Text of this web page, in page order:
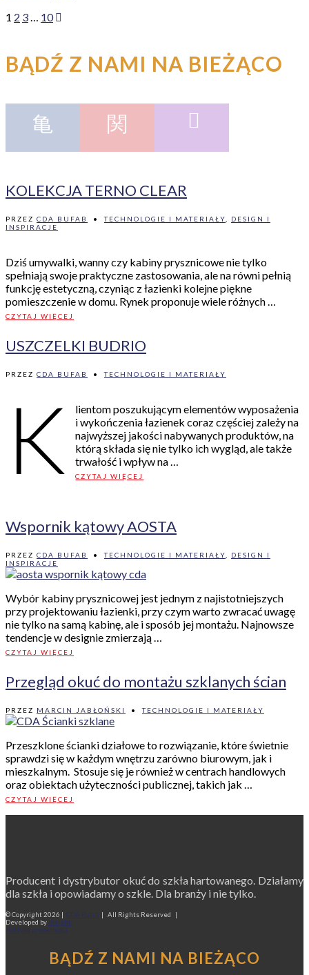
1 2 3… 10
BĄDŹ Z NAMI NA BIEŻĄCO
KOLEKCJA TERNO CLEAR
PRZEZ CDA BUFAB • TECHNOLOGIE I MATERIAŁY
DESIGN I
INSPIRACJE
Dziś umywalki, wanny czy kabiny prysznicowe nie tylko
spełniają swoje praktyczne zastosowania, ale na równi pełnią
funkcję estetyczną, czyniąc z łazienki kolejne piękne
pomieszczenie w domu. Rynek proponuje wiele różnych …
CZYTAJ WIĘCEJ
USZCZELKI BUDRIO
PRZEZ CDA BUFAB • TECHNOLOGIE I MATERIAŁY
K
lientom poszukującym elementów wyposażenia
i wykończenia łazienek coraz częściej zależy na
najwyższej jakości nabywanych produktów, na
którą składa się nie tylko ich wygląd, ale także
trwałość i wpływ na …
CZYTAJ WIĘCEJ
Wspornik kątowy AOSTA
PRZEZ CDA BUFAB • TECHNOLOGIE I MATERIAŁY
DESIGN I
INSPIRACJE
Wybór kabiny prysznicowej jest jednym z najistotniejszych
przy projektowaniu łazienki, przy czym warto zwracać uwagę
nie tylko na samą kabinę, ale i sposób jej montażu. Najnowsze
tendencje w designie zmierzają …
CZYTAJ WIĘCEJ
Przegląd okuć do montażu szklanych ścian
PRZEZ MARCIN JABŁOŃSKI • TECHNOLOGIE I MATERIAŁY
Przeszklone ścianki działowe to rozwiązanie, które świetnie
sprawdzi się w każdym wnętrzu zarówno biurowym, jak i
mieszkalnym. Stosuje się je również w centrach handlowych
oraz obiektach użyteczności publicznej, takich jak …
CZYTAJ WIĘCEJ
Producent i dystrybutor okuć do szkła hartowanego. Działamy
dla szkła i opowiadamy o szkle. Dla branży i nie tylko.
© Copyright2026 | CDA Bufab | All Rights Reserved |
Developed by Insight
Polityka prywatności
BĄDŹ Z NAMI NA BIEŻĄCO